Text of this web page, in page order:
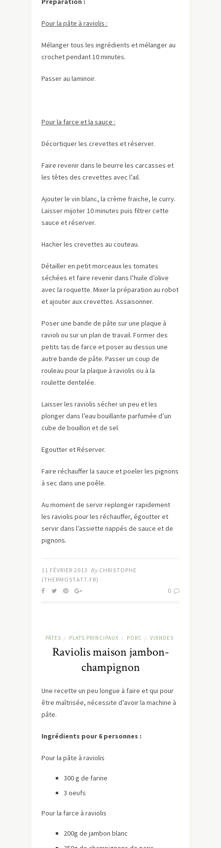
Pour la pâte à raviolis :
Mélanger tous les ingrédients et mélanger au
crochet pendant 10 minutes.
Passer au laminoir.
Pour la farce et la sauce :
Décortiquer les crevettes et réserver.
Faire revenir dans le beurre les carcasses et
les têtes des crevettes avec l’ail.
Ajouter le vin blanc, la crème fraiche, le curry.
Laisser mijoter 10 minutes puis filtrer cette
sauce et réserver.
Hacher les crevettes au couteau.
Détailler en petit morceaux les tomates
séchées et faire revenir dans l’huile d’olive
avec la roquette. Mixer la préparation au robot
et ajouter aux crevettes. Assaisonner.
Poser une bande de pâte sur une plaque à
ravioli ou sur un plan de travail. Former des
petits tas de farce et poser au dessus une
autre bande de pâte. Passer un coup de
rouleau pour la plaque à raviolis ou à la
roulette dentelée.
Laisser les raviolis sécher un peu et les
plonger dans l’eau bouillante parfumée d’un
cube de bouillon et de sel.
Egoutter et Réserver.
Faire réchauffer la sauce et poeler les pignons
à sec dans une poêle.
Au moment de servir replonger rapidement
les raviolis pour les réchauffer, égoutter et
servir dans l’assiette nappés de sauce et de
pignons.
11 FÉVRIER 2013 By CHRISTOPHE
(THERMOSTAT7.FR)
0
PÂTES / PLATS PRINCIPAUX / PORC / VIANDES
Raviolis maison jambon-
champignon
Une recette un peu longue à faire et qui pour
être maîtrisée, nécessite d’avoir la machine à
pâte.
Ingrédients pour 6 personnes :
Pour la pâte à raviolis
300 g de farine
3 oeufs
Pour la farce à raviolis
200g de jambon blanc